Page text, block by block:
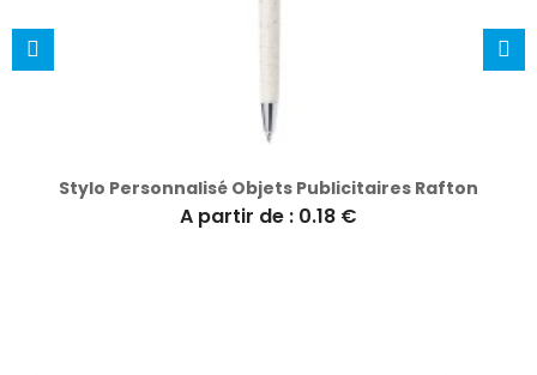
Stylo Personnalisé Objets Publicitaires Rafton
A partir de : 0.18 €